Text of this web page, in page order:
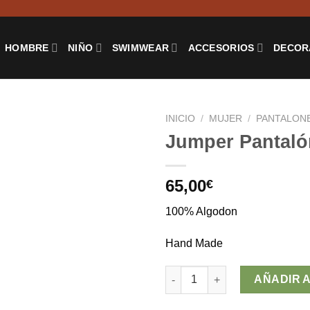
HOMBRE NIÑO SWIMWEAR ACCESORIOS
INICIO / MUJER /
Jumper
65,00€
100% Algodon
Hand Made
Jumper Pantalón KALI
AÑADIR